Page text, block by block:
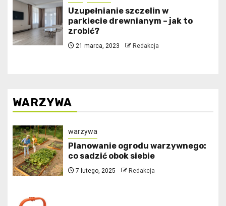
Uzupełnianie szczelin w
parkiecie drewnianym – jak to
zrobić?
21 marca, 2023 Redakcja
WARZYWA
warzywa
Planowanie ogrodu warzywnego:
co sadzić obok siebie
7 lutego, 2025 Redakcja